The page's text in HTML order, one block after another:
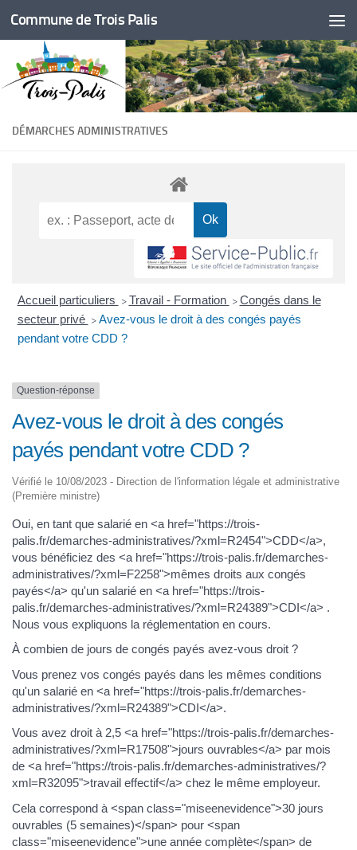
Skip to content
Commune de Trois Palis
DÉMARCHES ADMINISTRATIVES
Accueil particuliers > Travail - Formation > Congés dans le
secteur privé > Avez-vous le droit à des congés payés
pendant votre CDD ?
Question-réponse
Avez-vous le droit à des congés
payés pendant votre CDD ?
Vérifié le 10/08/2023 - Direction de l'information légale et administrative
(Première ministre)
Oui, en tant que salarié en <a href="https://trois-
palis.fr/demarches-administratives/?xml=R2454">CDD</a>,
vous bénéficiez des <a href="https://trois-palis.fr/demarches-
administratives/?xml=F2258">mêmes droits aux congés
payés</a> qu'un salarié en <a href="https://trois-
palis.fr/demarches-administratives/?xml=R24389">CDI</a> .
Nous vous expliquons la réglementation en cours.
À combien de jours de congés payés avez-vous droit ?
Vous prenez vos congés payés dans les mêmes conditions
qu'un salarié en <a href="https://trois-palis.fr/demarches-
administratives/?xml=R24389">CDI</a>.
Vous avez droit à 2,5 <a href="https://trois-palis.fr/demarches-
administratives/?xml=R17508">jours ouvrables</a> par mois
de <a href="https://trois-palis.fr/demarches-administratives/?
xml=R32095">travail effectif</a> chez le même employeur.
Cela correspond à <span class="miseenevidence">30 jours
ouvrables (5 semaines)</span> pour <span
class="miseenevidence">une année complète</span> de